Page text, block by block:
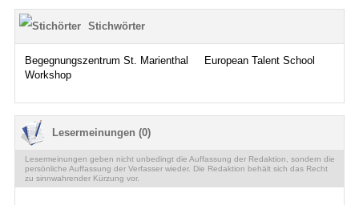
Stichwörter
Begegnungszentrum St. Marienthal
European Talent School
Workshop
Lesermeinungen (0)
Lesermeinungen geben nicht unbedingt die Auffassung der Redaktion, sondern die
persönliche Auffassung der Verfasser wieder. Die Redaktion behält sich das Recht
zu sinnwahrender Kürzung vor.